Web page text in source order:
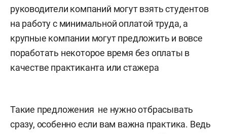
руководители компаний могут взять студентов
на работу с минимальной оплатой труда, а
крупные компании могут предложить и вовсе
поработать некоторое время без оплаты в
качестве практиканта или стажера
Такие предложения не нужно отбрасывать
сразу, особенно если вам важна практика. Ведь